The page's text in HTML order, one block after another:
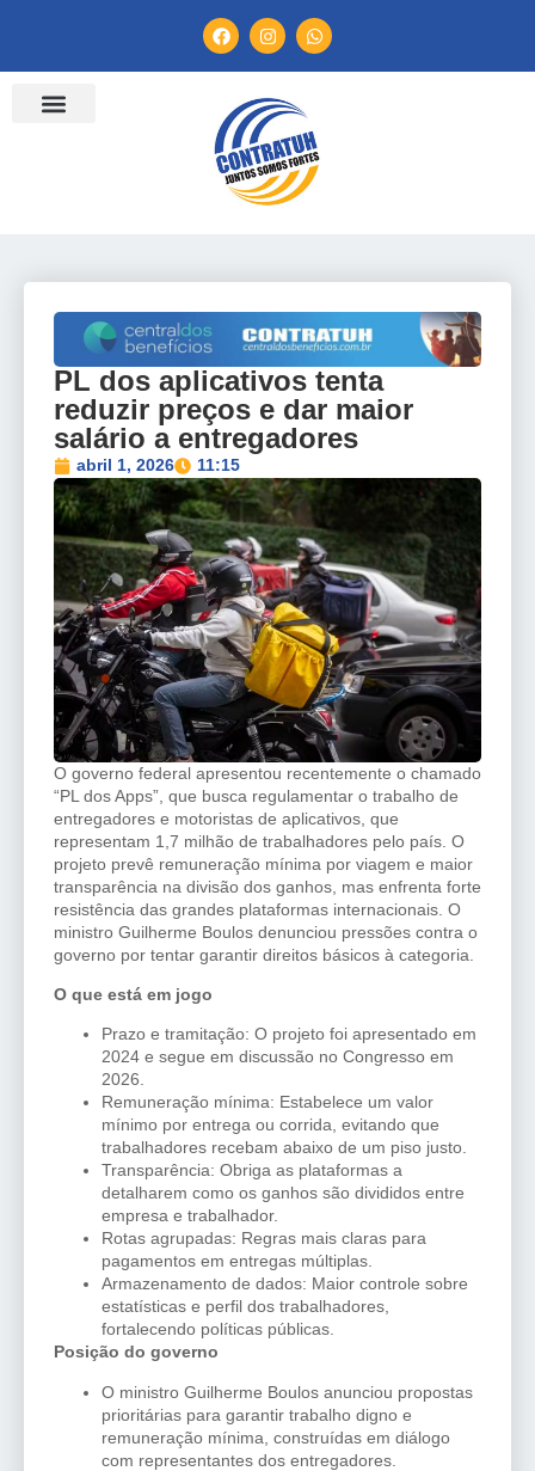
PL dos aplicativos tenta
reduzir preços e dar maior
salário a entregadores
abril 1, 2026 11:15
O governo federal apresentou recentemente o chamado
“PL dos Apps”, que busca regulamentar o trabalho de
entregadores e motoristas de aplicativos, que
representam 1,7 milhão de trabalhadores pelo país. O
projeto prevê remuneração mínima por viagem e maior
transparência na divisão dos ganhos, mas enfrenta forte
resistência das grandes plataformas internacionais. O
ministro Guilherme Boulos denunciou pressões contra o
governo por tentar garantir direitos básicos à categoria.
O que está em jogo
Prazo e tramitação: O projeto foi apresentado em
2024 e segue em discussão no Congresso em
2026.
Remuneração mínima: Estabelece um valor
mínimo por entrega ou corrida, evitando que
trabalhadores recebam abaixo de um piso justo.
Transparência: Obriga as plataformas a
detalharem como os ganhos são divididos entre
empresa e trabalhador.
Rotas agrupadas: Regras mais claras para
pagamentos em entregas múltiplas.
Armazenamento de dados: Maior controle sobre
estatísticas e perfil dos trabalhadores,
fortalecendo políticas públicas.
Posição do governo
O ministro Guilherme Boulos anunciou propostas
prioritárias para garantir trabalho digno e
remuneração mínima, construídas em diálogo
com representantes dos entregadores.